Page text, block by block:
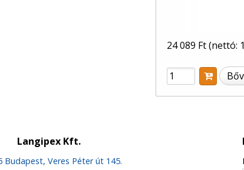
24 089 Ft(nettó:
Langipex Kft.
Budapest, Veres Péter út 145.